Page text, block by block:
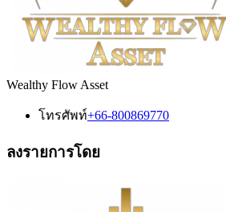
Wealthy Flow Asset
โทรศัพท์+66-800869770
ลงรายการโดย